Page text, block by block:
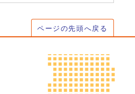
ページの先頭へ戻る